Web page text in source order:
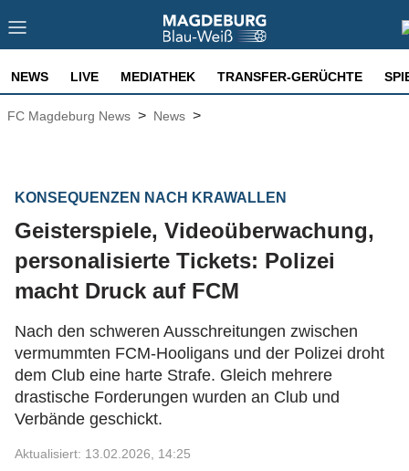
NEWS LIVE MEDIATHEK TRANSFER-GERÜCHTE
FC Magdeburg News > News >
KONSEQUENZEN NACH KRAWALLEN
Geisterspiele, Videoüberwachung,
personalisierte Tickets: Polizei
macht Druck auf FCM
Nach den schweren Ausschreitungen zwischen
vermummten FCM-Hooligans und der Polizei droht
dem Club eine harte Strafe. Gleich mehrere
drastische Forderungen wurden an Club und
Verbände geschickt.
Aktualisiert: 13.02.2026, 14:25